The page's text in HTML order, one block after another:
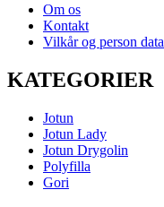
Om os
Kontakt
Vilkår og person data
KATEGORIER
Jotun
Jotun Lady
Jotun Drygolin
Polyfilla
Gori